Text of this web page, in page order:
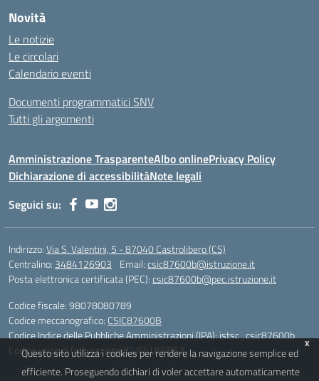
Novità
Le notizie
Le circolari
Calendario eventi
Documenti programmatici SNV
Tutti gli argomenti
Amministrazione TrasparenteAlbo onlinePrivacy Policy
Dichiarazione di accessibilitàNote legali
Seguici su:
Indirizzo:Via S. Valentini, 5 - 87040 Castrolibero (CS)
Centralino: 3484126903 Email:csic87600b@istruzione.it
Posta elettronica certificata (PEC):csic87600b@pec.istruzione.it
Codice fiscale: 98078080789
Codice meccanografico: CSIC87600B
Codice Indice delle Pubbliche Amministrazioni (IPA): istsc_csic87600b
Codice unico di fatturazione (CUF): UFP8S3
x
Questo sito utilizza i cookies per rendere la navigazione semplice ed
efficiente. Proseguendo dichiari di voler accettare automaticamente